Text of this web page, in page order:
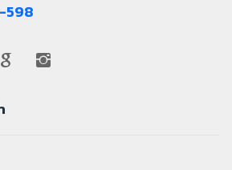
598